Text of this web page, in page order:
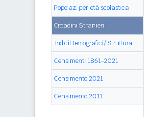
Popolaz. per età scolastica
Cittadini Stranieri
Indici Demografici / Struttura
Censimenti 1861-2021
Censimento 2021
Censimento 2011